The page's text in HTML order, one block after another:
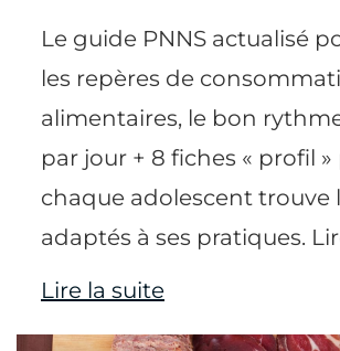
Le guide PNNS actualisé
les repères de
alimentaires, le bon
par jour + 8 fiches « profil
chaque adolescent trouve
adaptés à ses pratiques.
Lire la suite